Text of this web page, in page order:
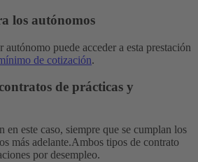
los autónomos
puede acceder a esta prestación
de cotización.
de prácticas y
en este caso, siempre que se cumplan los
más adelante.Ambos tipos de contrato
por desempleo.